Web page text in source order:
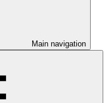
Main navigation